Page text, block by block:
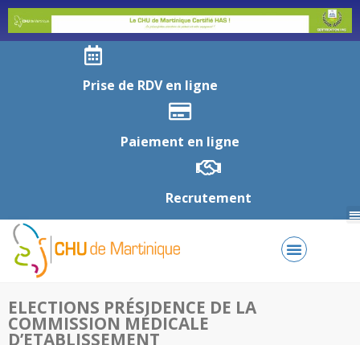
Prise de RDV en ligne
Paiement en ligne
Recrutement
ELECTIONS PRÉSIDENCE DE LA
COMMISSION MÉDICALE
D’ETABLISSEMENT